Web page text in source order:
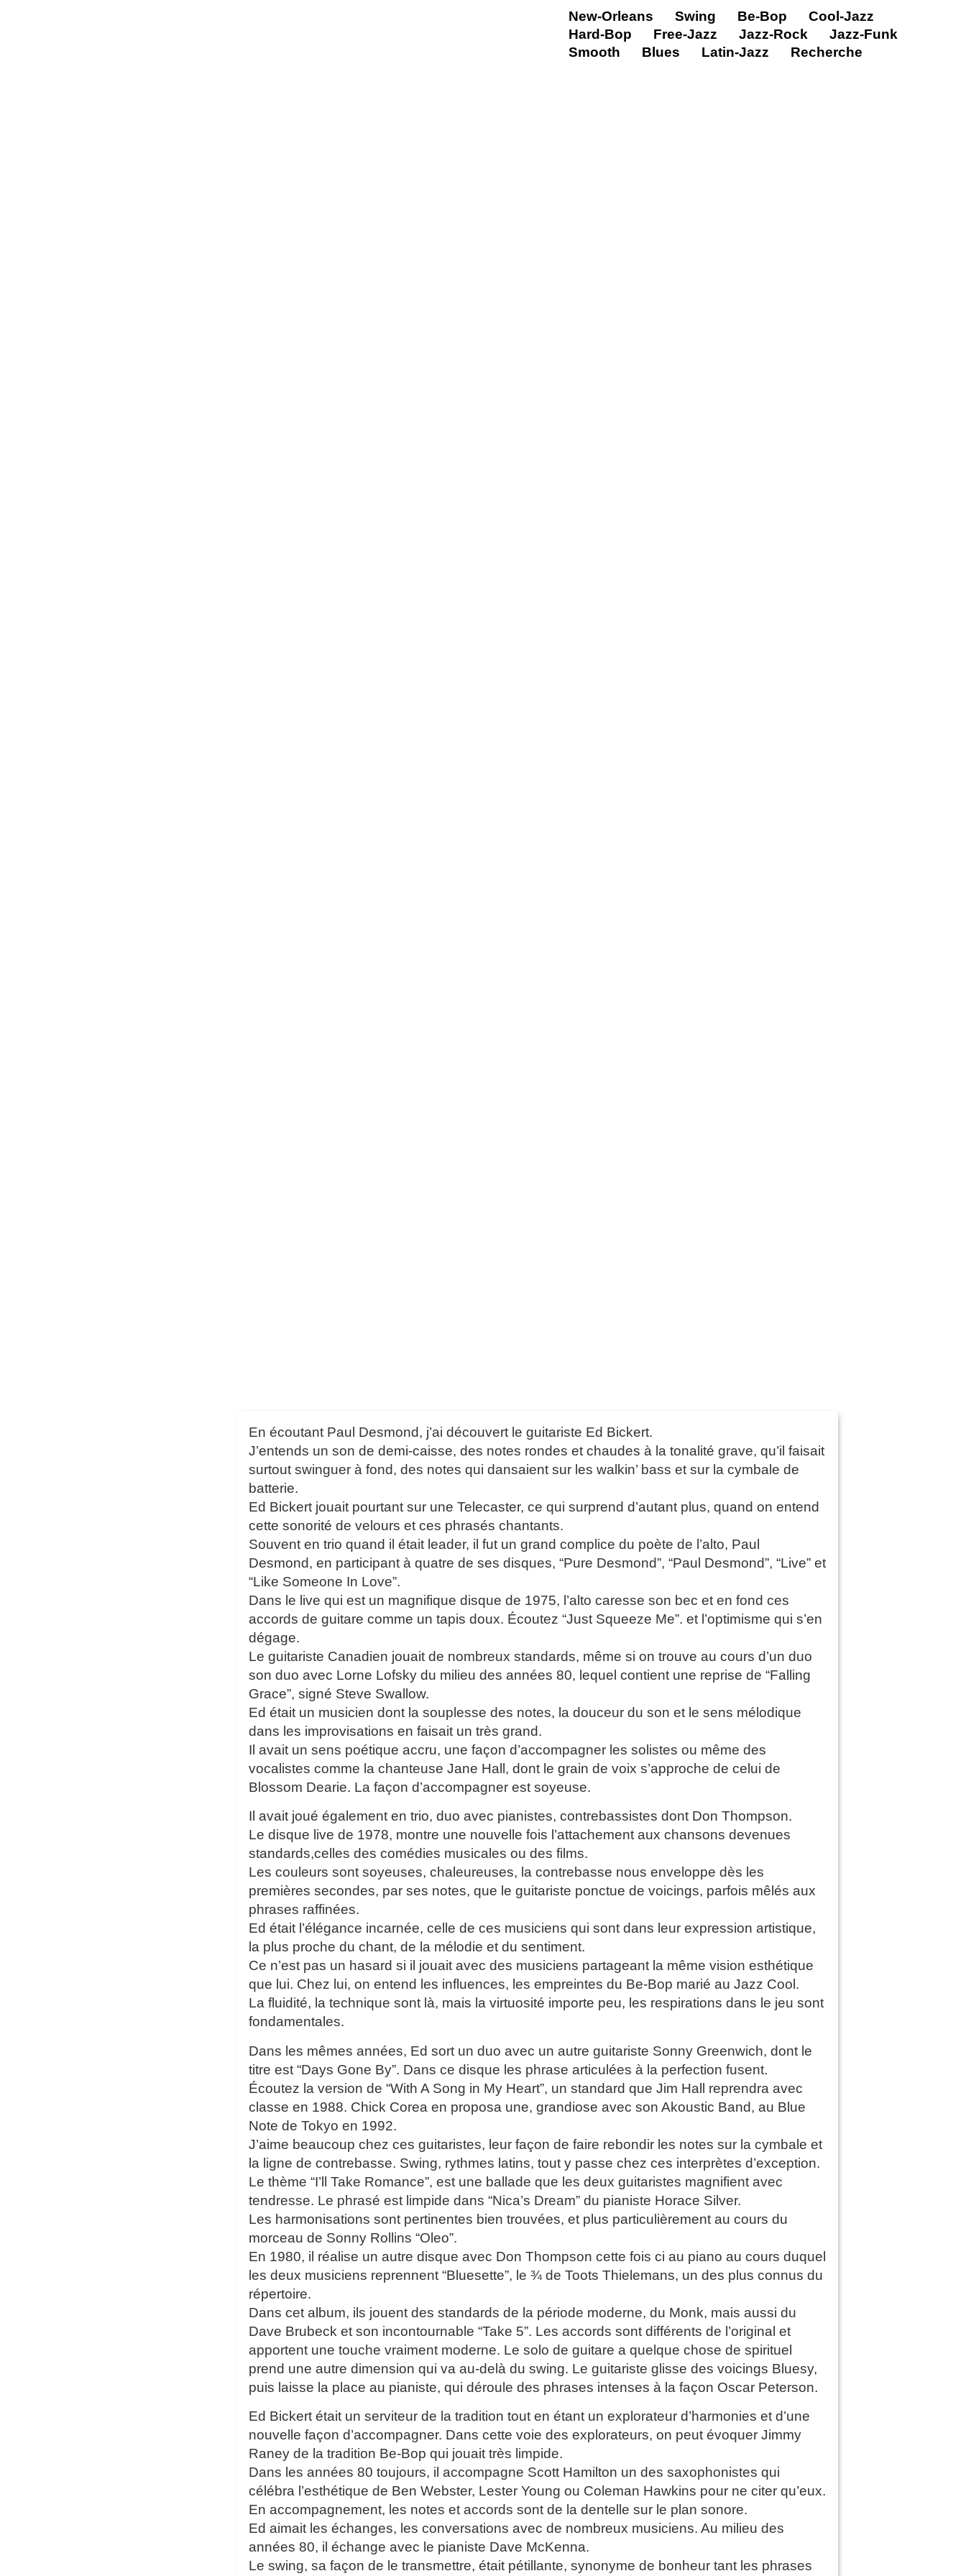
New-Orleans Swing Be-Bop
Cool-Jazz
Hard-Bop
Free-Jazz Jazz-Rock
Jazz-Funk
Smooth
Blues Latin-Jazz Recherche
En écoutant Paul Desmond, j’ai découvert le guitariste Ed Bickert.
J’entends un son de demi-caisse, des notes rondes et chaudes à la tonalité grave, qu’il faisait
surtout swinguer à fond, des notes qui dansaient sur les walkin’ bass et sur la cymbale de
batterie.
Ed Bickert jouait pourtant sur une Telecaster, ce qui surprend d’autant plus, quand on entend
cette sonorité de velours et ces phrasés chantants.
Souvent en trio quand il était leader, il fut un grand complice du poète de l’alto, Paul
Desmond, en participant à quatre de ses disques, “Pure Desmond”, “Paul Desmond”, “Live” et
“Like Someone In Love”.
Dans le live qui est un magnifique disque de 1975, l’alto caresse son bec et en fond ces
accords de guitare comme un tapis doux. Écoutez “Just Squeeze Me”. et l’optimisme qui s’en
dégage.
Le guitariste Canadien jouait de nombreux standards, même si on trouve au cours d’un duo
son duo avec Lorne Lofsky du milieu des années 80, lequel contient une reprise de “Falling
Grace”, signé Steve Swallow.
Ed était un musicien dont la souplesse des notes, la douceur du son et le sens mélodique
dans les improvisations en faisait un très grand.
Il avait un sens poétique accru, une façon d’accompagner les solistes ou même des
vocalistes comme la chanteuse Jane Hall, dont le grain de voix s’approche de celui de
Blossom Dearie. La façon d’accompagner est soyeuse.
Il avait joué également en trio, duo avec pianistes, contrebassistes dont Don Thompson.
Le disque live de 1978, montre une nouvelle fois l’attachement aux chansons devenues
standards,celles des comédies musicales ou des films.
Les couleurs sont soyeuses, chaleureuses, la contrebasse nous enveloppe dès les
premières secondes, par ses notes, que le guitariste ponctue de voicings, parfois mêlés aux
phrases raffinées.
Ed était l’élégance incarnée, celle de ces musiciens qui sont dans leur expression artistique,
la plus proche du chant, de la mélodie et du sentiment.
Ce n’est pas un hasard si il jouait avec des musiciens partageant la même vision esthétique
que lui. Chez lui, on entend les influences, les empreintes du Be-Bop marié au Jazz Cool.
La fluidité, la technique sont là, mais la virtuosité importe peu, les respirations dans le jeu sont
fondamentales.
Dans les mêmes années, Ed sort un duo avec un autre guitariste Sonny Greenwich, dont le
titre est “Days Gone By”. Dans ce disque les phrase articulées à la perfection fusent.
Écoutez la version de “With A Song in My Heart”, un standard que Jim Hall reprendra avec
classe en 1988. Chick Corea en proposa une, grandiose avec son Akoustic Band, au Blue
Note de Tokyo en 1992.
J’aime beaucoup chez ces guitaristes, leur façon de faire rebondir les notes sur la cymbale et
la ligne de contrebasse. Swing, rythmes latins, tout y passe chez ces interprètes d’exception.
Le thème “I’ll Take Romance”, est une ballade que les deux guitaristes magnifient avec
tendresse. Le phrasé est limpide dans “Nica’s Dream” du pianiste Horace Silver.
Les harmonisations sont pertinentes bien trouvées, et plus particulièrement au cours du
morceau de Sonny Rollins “Oleo”.
En 1980, il réalise un autre disque avec Don Thompson cette fois ci au piano au cours duquel
les deux musiciens reprennent “Bluesette”, le ¾ de Toots Thielemans, un des plus connus du
répertoire.
Dans cet album, ils jouent des standards de la période moderne, du Monk, mais aussi du
Dave Brubeck et son incontournable “Take 5”. Les accords sont différents de l’original et
apportent une touche vraiment moderne. Le solo de guitare a quelque chose de spirituel
prend une autre dimension qui va au-delà du swing. Le guitariste glisse des voicings Bluesy,
puis laisse la place au pianiste, qui déroule des phrases intenses à la façon Oscar Peterson.
Ed Bickert était un serviteur de la tradition tout en étant un explorateur d’harmonies et d’une
nouvelle façon d’accompagner. Dans cette voie des explorateurs, on peut évoquer Jimmy
Raney de la tradition Be-Bop qui jouait très limpide.
Dans les années 80 toujours, il accompagne Scott Hamilton un des saxophonistes qui
célébra l’esthétique de Ben Webster, Lester Young ou Coleman Hawkins pour ne citer qu’eux.
En accompagnement, les notes et accords sont de la dentelle sur le plan sonore.
Ed aimait les échanges, les conversations avec de nombreux musiciens. Au milieu des
années 80, il échange avec le pianiste Dave McKenna.
Le swing, sa façon de le transmettre, était pétillante, synonyme de bonheur tant les phrases